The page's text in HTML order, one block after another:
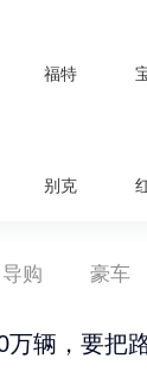
福特
别克
导购 豪车
万辆，要把